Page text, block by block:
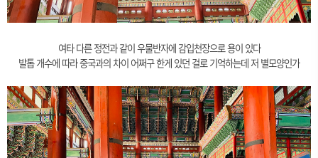
여타 다른 정전과 같이 우물반자에 감입천장으로 용이 있다
발톱 개수에 따라 중국과의 차이 어쩌구 한게 있던 걸로 기억하는데 저 별모양인가